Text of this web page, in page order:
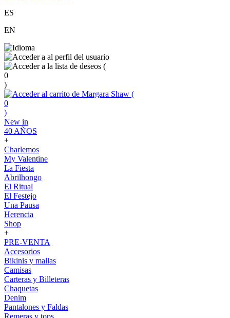
ES
EN
(
0
)
(
0
)
New in
40 AÑOS
+
Charlemos
My Valentine
La Fiesta
Abrilhongo
El Ritual
El Festejo
Una Pausa
Herencia
Shop
+
PRE-VENTA
Accesorios
Bikinis y mallas
Camisas
Carteras y Billeteras
Chaquetas
Denim
Pantalones y Faldas
Remeras y tops